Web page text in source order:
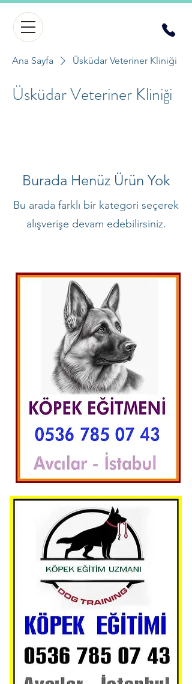
Ana Sayfa Üsküdar Veteriner Kliniği
Üsküdar Veteriner Kliniği
Burada Henüz Ürün Yok
Bu arada farklı bir kategori seçerek
alışverişe devam edebilirsiniz.